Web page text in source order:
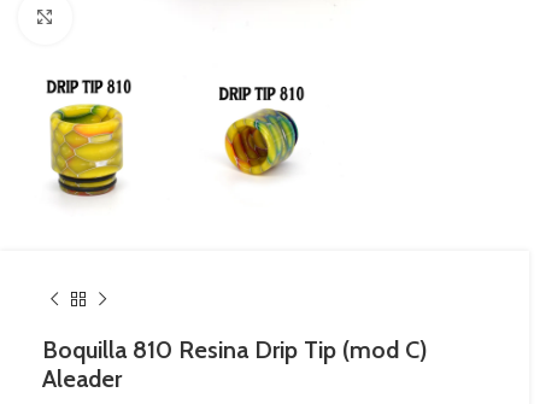
Boquilla 810 Resina Drip Tip (mod C)
Aleader